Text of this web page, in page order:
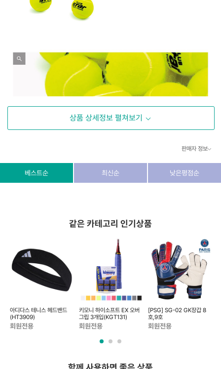
상품 상세정보 펼쳐보기
판매자 정보
상호/대표자 (주) 동이커머스
dongeecom@naver.com
소재지 경기도 고양시 덕양구 꽃마을로64, 1235호
베스트순 최신순 낮은평점순
같은 카테고리 인기상품
아디다스 테니스 헤드밴드
(HT3909)
회원전용
키모니 하이소프트 EX 오버
그립 3개입(KGT131)
회원전용
[PSG] SG-02 GK장갑 8
호,9호
회원전용